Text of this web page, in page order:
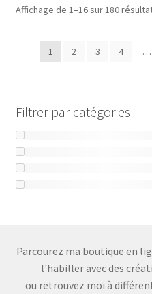
Affichage de 1–16 sur 180
1 2 3 4 …
Filtrer par catégories
Parcourez ma boutique en
l'habiller avec des
ou retrouvez moi à